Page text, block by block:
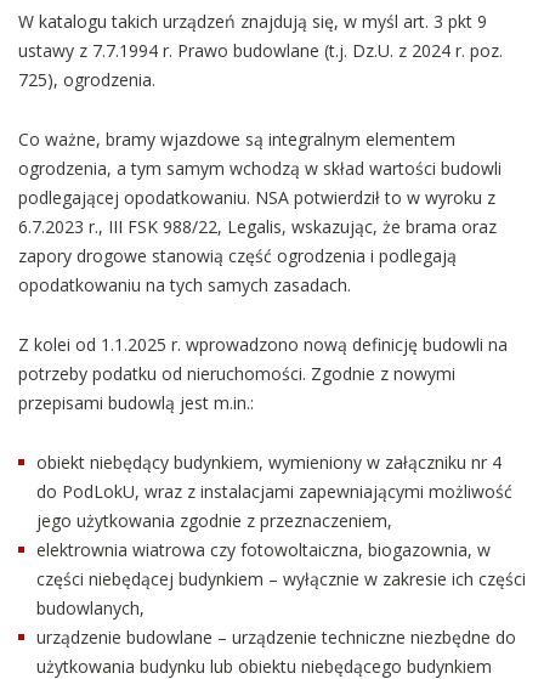
W katalogu takich urządzeń znajdują się, w myśl art. 3 pkt 9
ustawy z 7.7.1994 r. Prawo budowlane (t.j. Dz.U. z 2024 r. poz.
725), ogrodzenia.
Co ważne, bramy wjazdowe są integralnym elementem
ogrodzenia, a tym samym wchodzą w skład wartości budowli
podlegającej opodatkowaniu. NSA potwierdził to w wyroku z
6.7.2023 r., III FSK 988/22, Legalis, wskazując, że brama oraz
zapory drogowe stanowią część ogrodzenia i podlegają
opodatkowaniu na tych samych zasadach.
Z kolei od 1.1.2025 r. wprowadzono nową definicję budowli na
potrzeby podatku od nieruchomości. Zgodnie z nowymi
przepisami budowlą jest m.in.:
obiekt niebędący budynkiem, wymieniony w załączniku nr 4
do PodLokU, wraz z instalacjami zapewniającymi możliwość
jego użytkowania zgodnie z przeznaczeniem,
elektrownia wiatrowa czy fotowoltaiczna, biogazownia, w
części niebędącej budynkiem – wyłącznie w zakresie ich części
budowlanych,
urządzenie budowlane – urządzenie techniczne niezbędne do
użytkowania budynku lub obiektu niebędącego budynkiem